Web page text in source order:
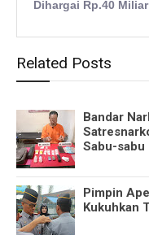
Dihargai Rp.40 Miliar
Related Posts
Bandar
Sabu-sabu
Pimpin
Kukuhkan